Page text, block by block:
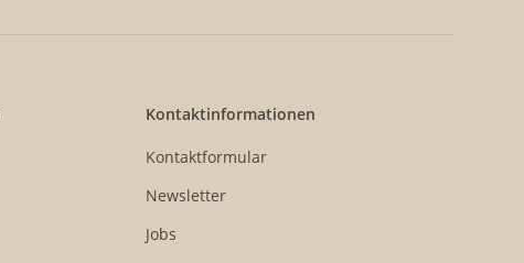
Kontaktinformationen
Kontaktformular
Newsletter
Jobs